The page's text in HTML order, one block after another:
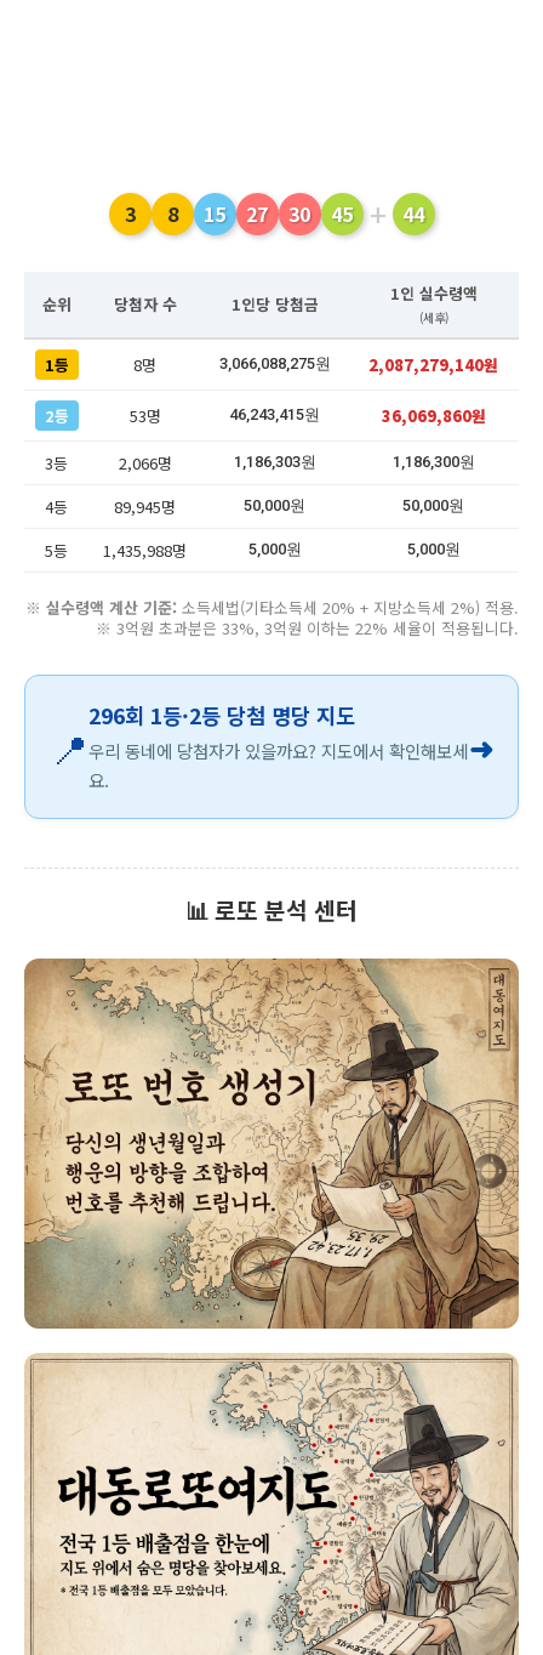
3 8 15 27 30 45 + 44
순위 당첨자 수 1인당 당첨금 1인 실수령액
(세후)
1등 8명 3,066,088,275원 2,087,279,140원
2등 53명 46,243,415원 36,069,860원
3등 2,066명 1,186,303원 1,186,300원
4등 89,945명 50,000원 50,000원
5등 1,435,988명 5,000원 5,000원
※ 실수령액 계산 기준: 소득세법(기타소득세 20% + 지방소득세 2%) 적용.
※ 3억원 초과분은 33%, 3억원 이하는 22% 세율이 적용됩니다.
📍
296회 1등·2등 당첨 명당 지도
우리 동네에 당첨자가 있을까요? 지도에서 확인해보세
요.
➜
📊 로또 분석 센터